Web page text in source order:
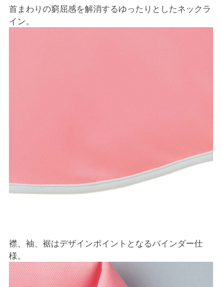
首まわりの窮屈感を解消するゆったりとしたネックラ
イン。
襟、袖、裾はデザインポイントとなるバインダー仕
様。